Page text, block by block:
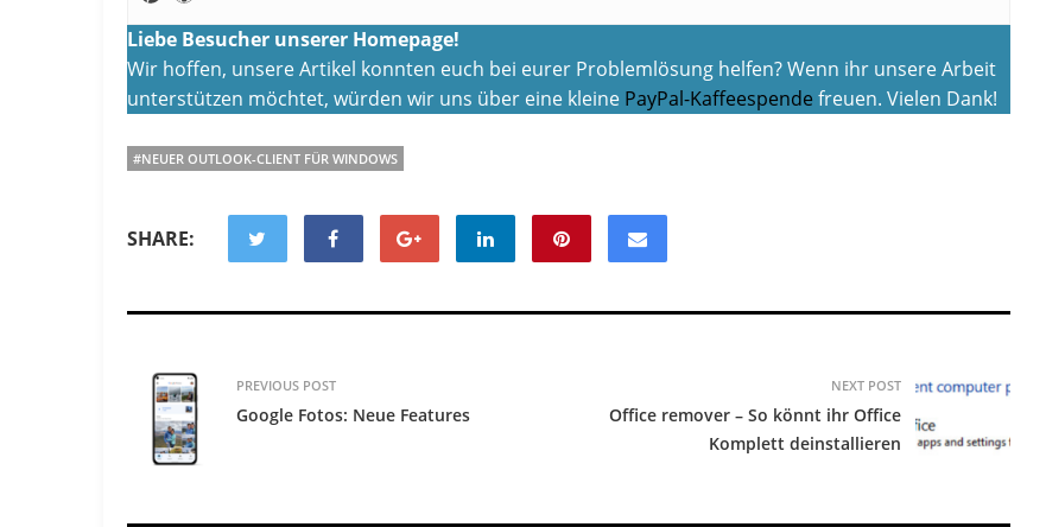
Liebe Besucher unserer Homepage!
Wir hoffen, unsere Artikel konnten euch bei eurer Problemlösung helfen? Wenn ihr unsere Arbeit
unterstützen möchtet, würden wir uns über eine kleine PayPal-Kaffeespende freuen. Vielen Dank!
#NEUER OUTLOOK-CLIENT FÜR WINDOWS
SHARE:
PREVIOUS POST
Google Fotos: Neue Features
NEXT POST
Office remover – So könnt ihr Office
Komplett deinstallieren